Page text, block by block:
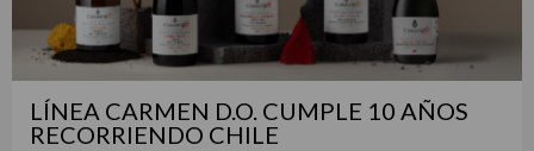
LÍNEA CARMEN D.O. CUMPLE 10 AÑOS
RECORRIENDO CHILE